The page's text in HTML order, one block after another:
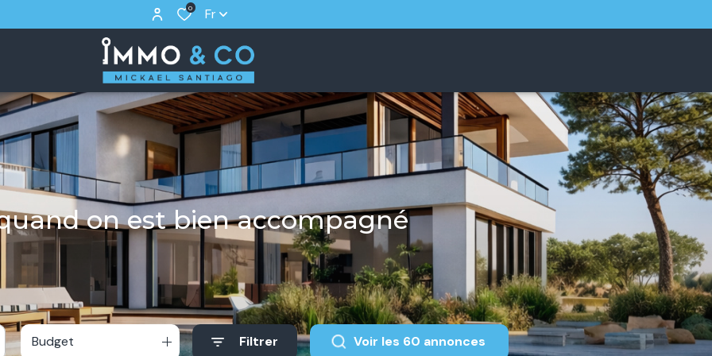
0 Fr
on est bien accompagné
Budget Filtrer Voir les 60 annonces